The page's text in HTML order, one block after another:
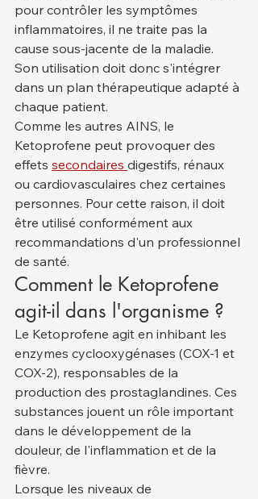
pour contrôler les symptômes
inflammatoires, il ne traite pas la
cause sous-jacente de la maladie.
Son utilisation doit donc s'intégrer
dans un plan thérapeutique adapté à
chaque patient.
Comme les autres AINS, le
Ketoprofene peut provoquer des
effets secondaires digestifs, rénaux
ou cardiovasculaires chez certaines
personnes. Pour cette raison, il doit
être utilisé conformément aux
recommandations d'un professionnel
de santé.
Comment le Ketoprofene
agit-il dans l'organisme ?
Le Ketoprofene agit en inhibant les
enzymes cyclooxygénases (COX-1 et
COX-2), responsables de la
production des prostaglandines. Ces
substances jouent un rôle important
dans le développement de la
douleur, de l'inflammation et de la
fièvre.
Lorsque les niveaux de